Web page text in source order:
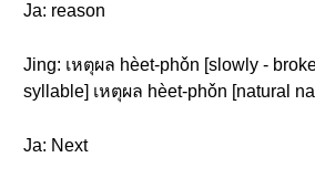
Ja: reason
Jing: เหตุผล hèet-phǒn [slowly -
syllable] เหตุผล hèet-phǒn [natural
Ja: Next